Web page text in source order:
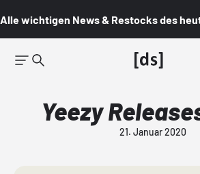
Alle wichtigen News & Restocks des
Yeezy
21. Januar 2020